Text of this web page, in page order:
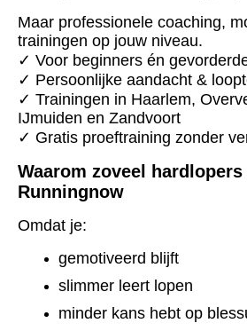
Maar professionele coaching,
trainingen op jouw niveau.
✓ Voor beginners én
✓ Persoonlijke aandacht &
✓ Trainingen in Haarlem,
IJmuiden en Zandvoort
✓ Gratis proeftraining zonder
Waarom zoveel
Runningnow
Omdat je:
gemotiveerd blijft
slimmer leert lopen
minder kans hebt op